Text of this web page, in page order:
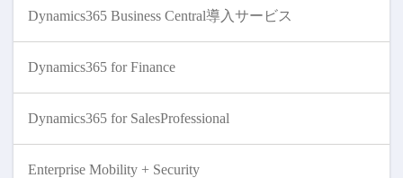
Dynamics365 Business Central導入サービス
Dynamics365 for Finance
Dynamics365 for SalesProfessional
Enterprise Mobility + Security